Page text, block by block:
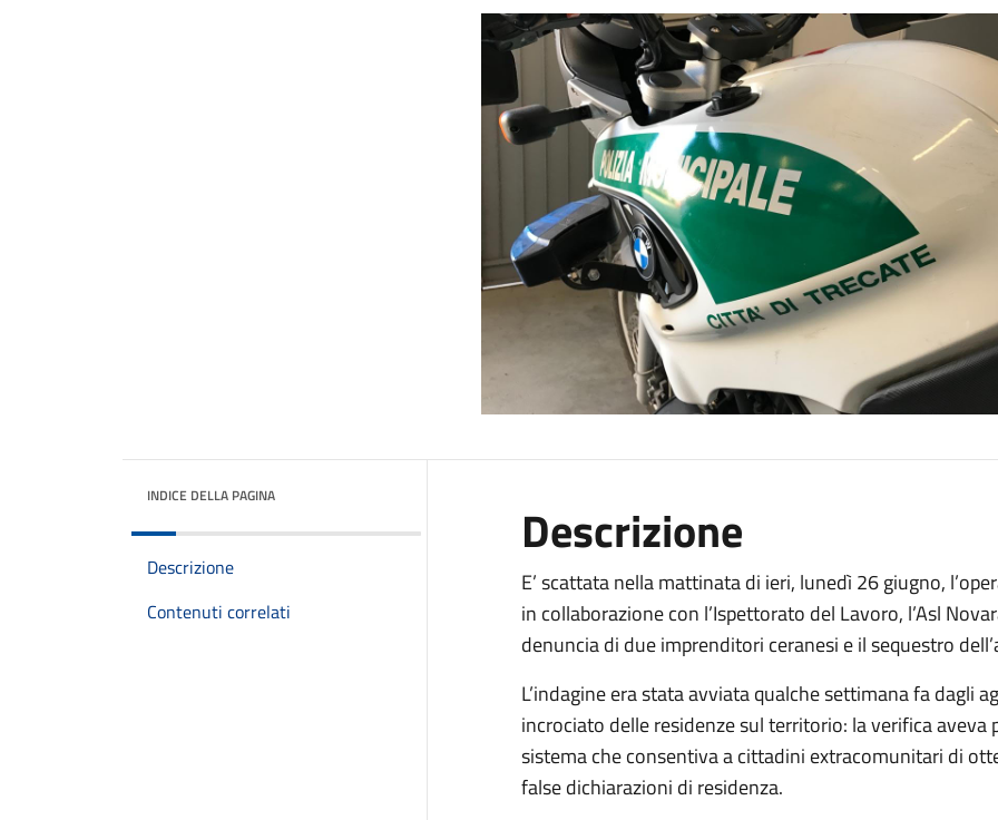
INDICE DELLA PAGINA
Descrizione
Contenuti correlati
Descrizione
E’ scattata nella mattinata di ieri, lunedì 26 giugno,
in collaborazione con l’Ispettorato del Lavoro, l’Asl
denuncia di due imprenditori ceranesi e il sequestro
L’indagine era stata avviata qualche settimana fa dagli
incrociato delle residenze sul territorio: la verifica
sistema che consentiva a cittadini extracomunitari di
false dichiarazioni di residenza.